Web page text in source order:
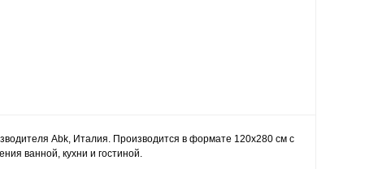
Abk, Италия. Производится в формате 120x280 см с
ванной, кухни и гостиной.